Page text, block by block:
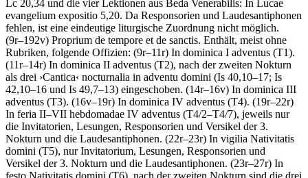
Lc 20,34 und die vier Lektionen aus Beda Venerabilis: In Lucae
evangelium expositio 5,20. Da Responsorien und Laudesantiphonen
fehlen, ist eine eindeutige liturgische Zuordnung nicht möglich.
(9r–192v) Proprium de tempore et de sanctis. Enthält, meist ohne
Rubriken, folgende Offizien: (9r–11r) In dominica I adventus (T1).
(11r–14r) In dominica II adventus (T2), nach der zweiten Nokturn
als drei ›Cantica‹ nocturnalia in adventu domini (Is 40,10–17; Is
42,10–16 und Is 49,7–13) eingeschoben. (14r–16v) In dominica III
adventus (T3). (16v–19r) In dominica IV adventus (T4). (19r–22r)
In feria II–VII hebdomadae IV adventus (T4/2–T4/7), jeweils nur
die Invitatorien, Lesungen, Responsorien und Versikel der 3.
Nokturn und die Laudesantiphonen. (22r–23r) In vigilia Nativitatis
domini (T5), nur Invitatorium, Lesungen, Responsorien und
Versikel der 3. Nokturn und die Laudesantiphonen. (23r–27r) In